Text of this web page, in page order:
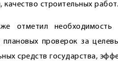
качество строи­тельных работ.
отметил
плановых проверок за
средств государства,